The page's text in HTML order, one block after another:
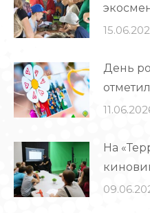
День
На